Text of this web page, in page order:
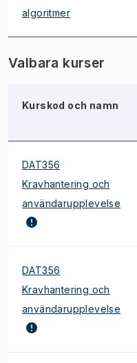
algoritmer
Valbara kurser
Kurskod och namn
DAT356
Kravhantering och
användarupplevelse
DAT356
Kravhantering och
användarupplevelse